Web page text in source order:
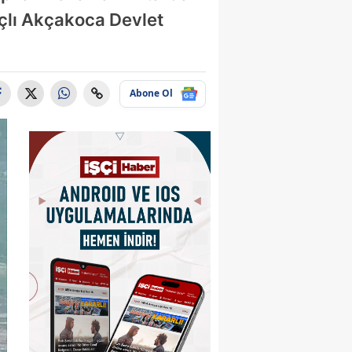
Akçakoca Devlet
Abone Ol